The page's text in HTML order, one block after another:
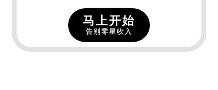
马上开始
告别零星收入